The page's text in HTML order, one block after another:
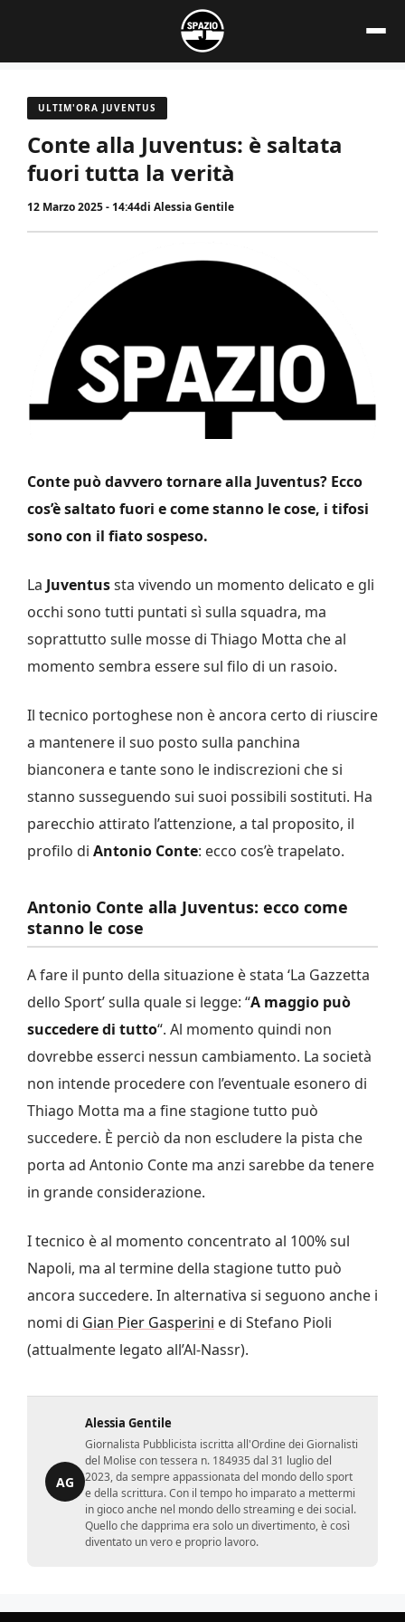
contenuto
ULTIM'ORA JUVENTUS
Conte alla Juventus: è saltata
fuori tutta la verità
12 Marzo 2025 - 14:44di Alessia Gentile
Conte può davvero tornare alla Juventus? Ecco
cos’è saltato fuori e come stanno le cose, i tifosi
sono con il fiato sospeso.
La Juventussta vivendo un momento delicato e gli
occhi sono tutti puntati sì sulla squadra, ma
soprattutto sulle mosse di Thiago Motta che al
momento sembra essere sul filo di un rasoio.
Il tecnico portoghese non è ancora certo di riuscire
a mantenere il suo posto sulla panchina
bianconera e tante sono le indiscrezioni che si
stanno susseguendo sui suoi possibili sostituti. Ha
parecchio attirato l’attenzione, a tal proposito, il
profilo di Antonio Conte: ecco cos’è trapelato.
Antonio Conte alla Juventus: ecco come
stanno le cose
A fare il punto della situazione è stata ‘La Gazzetta
dello Sport’ sulla quale si legge: “A maggio può
succedere di tutto“. Al momento quindi non
dovrebbe esserci nessun cambiamento. La società
non intende procedere con l’eventuale esonero di
Thiago Motta ma a fine stagione tutto può
succedere. È perciò da non escludere la pista che
porta ad Antonio Conte ma anzi sarebbe da tenere
in grande considerazione.
I tecnico è al momento concentrato al 100% sul
Napoli, ma al termine della stagione tutto può
ancora succedere. In alternativa si seguono anche i
nomi di Gian Pier Gasperini e di Stefano Pioli
(attualmente legato all’Al-Nassr).
AG
Alessia Gentile
Giornalista Pubblicista iscritta all'Ordine dei Giornalisti
del Molise con tessera n. 184935 dal 31 luglio del
2023, da sempre appassionata del mondo dello sport
e della scrittura. Con il tempo ho imparato a mettermi
in gioco anche nel mondo dello streaming e dei social.
Quello che dapprima era solo un divertimento, è così
diventato un vero e proprio lavoro.